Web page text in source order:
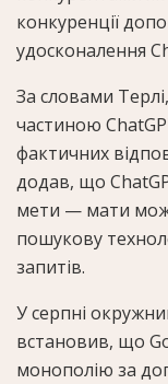
конкуренції
удосконалення
За словами
частиною
фактичних
додав, що
мети — мати
пошукову
запитів.
У серпні
встановив, що
монополію за